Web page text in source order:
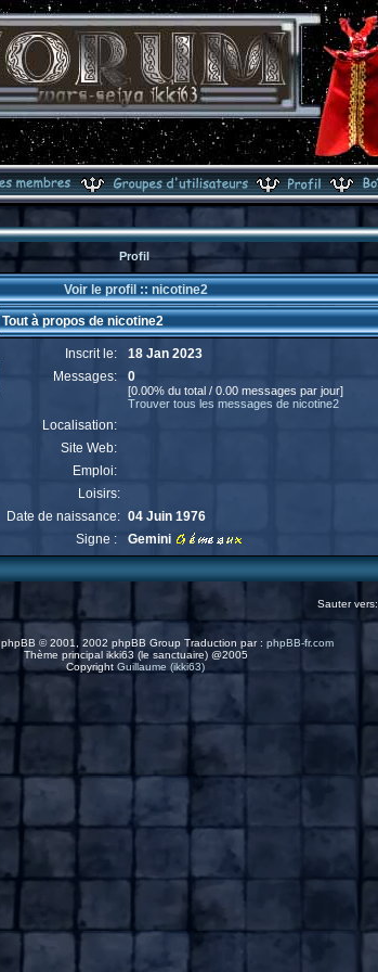
Profil
Voir le profil :: nicotine2
Tout à propos de nicotine2
Inscrit le:
18 Jan 2023
Messages:
0
[0.00% du total / 0.00 messages par jour]
Trouver tous les messages de nicotine2
Localisation:
Site Web:
Emploi:
Loisirs:
Date de naissance: 04 Juin 1976
Signe :
Gemini
Sauter
phpBB © 2001, 2002 phpBB Group Traduction par : phpBB-fr.com
Thème principal ikki63 (le sanctuaire) @2005
Copyright Guillaume (ikki63)